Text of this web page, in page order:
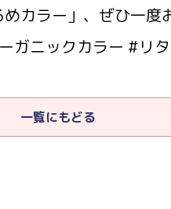
カラー」、ぜひ一度
ガニックカラー #リ
一覧にもどる